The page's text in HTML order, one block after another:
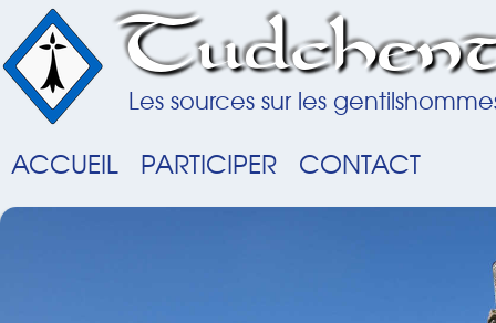
Les sources sur les
ACCUEIL PARTICIPER CONTACT